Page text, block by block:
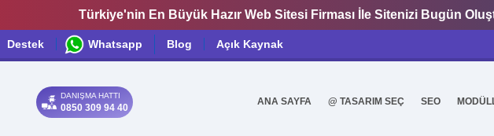
Türkiye'nin En Büyük Hazır Web Sitesi Firması İle Sitenizi Bugün
Destek Whatsapp Blog Açık Kaynak
DANIŞMA HATTI
0850 309 94 40
ANA SAYFA @ TASARIM SEÇ SEO